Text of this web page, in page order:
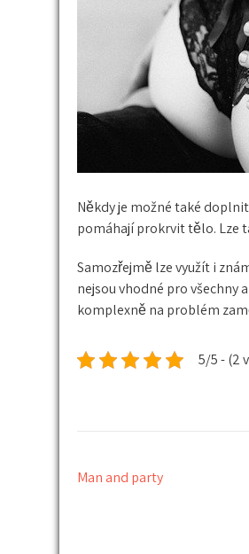
Někdy je možné také
pomáhají prokrvit tělo. Lze
Samozřejmě lze využít i
nejsou vhodné pro všechny
komplexně na problém
5/5 - (2
Navigace
Man and party